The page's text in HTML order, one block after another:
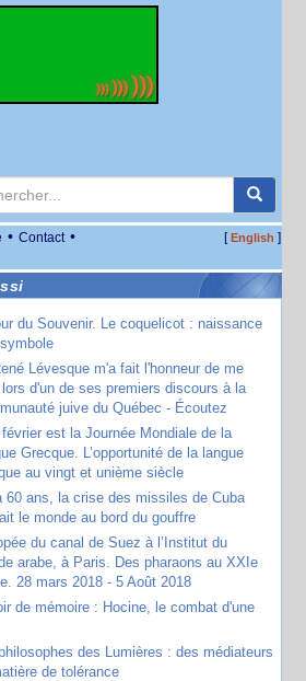
• Contact • [English ]
du Souvenir. Le coquelicot : naissance
Lévesque m'a fait l'honneur de me
d'un de ses premiers discours à la
juive du Québec - Écoutez
février est la Journée Mondiale de la
Grecque. L’opportunité de la langue
au vingt et unième siècle
60 ans, la crise des missiles de Cuba
le monde au bord du gouffre
du canal de Suez à l’Institut du
arabe, à Paris. Des pharaons au XXIe
28 mars 2018 - 5 Août 2018
de mémoire : Hocine, le combat d'une
des Lumières : des médiateurs
de tolérance